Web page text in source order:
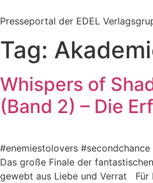
Inhalt
Presseportal der EDEL
Tag:
Whispers of
(Band 2) – Die
#enemiestolovers
Das große Finale der
gewebt aus Liebe und Verrat Für